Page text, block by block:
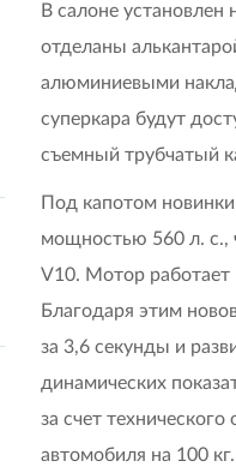
В салоне
отделаны
алюминиевыми
суперкара будут
съемный трубчатый
Под капотом
мощностью 560 л. с.,
V10. Мотор работает
Благодаря этим
за 3,6 секунды и
динамических
за счет
автомобиля на 100 кг.